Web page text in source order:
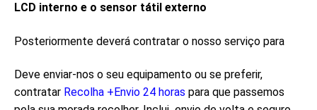
LCD interno e o sensor tátil externo
Posteriormente deverá contratar o nosso serviço para
Deve enviar-nos o seu equipamento ou se preferir,
contratar Recolha +Envio 24 horas para que passemos